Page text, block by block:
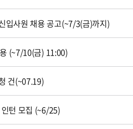
입사원 채용 공고(~7/3(금)까지)
(~7/10(금) 11:00)
건(~07.19)
턴 모집 (~6/25)